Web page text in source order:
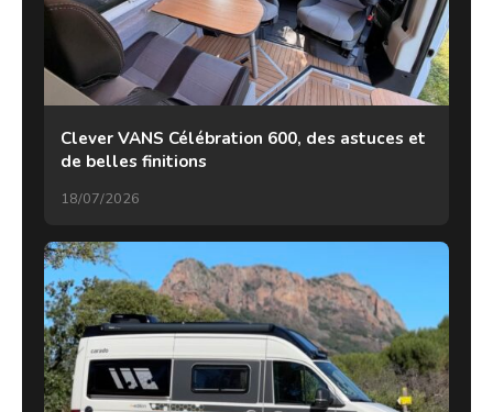
Clever VANS Célébration 600, des astuces et
de belles finitions
18/07/2026